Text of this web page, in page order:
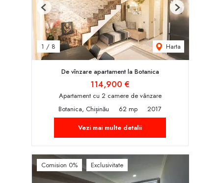
1 / 8 Harta
Previous Next
De vînzare apartament la Botanica
114,900 €
Apartament cu 2 camere de vânzare
Botanica, Chișinău
62 mp
2017
Vezi mai multe detalii
Comision 0% Exclusivitate